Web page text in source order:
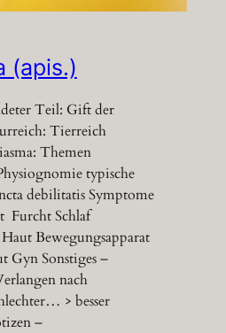
(apis.)
Teil: Gift der
Tierreich
Themen
typische
debilitatis Symptome
Furcht Schlaf
Bewegungsapparat
Gyn Sonstiges –
nach
> besser
–